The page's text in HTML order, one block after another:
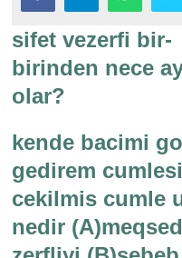
sifet vezerfi bir-
birinden nece
olar?
kende bacimi
gedirem
cekilmis cumle
nedir (A)meqsed